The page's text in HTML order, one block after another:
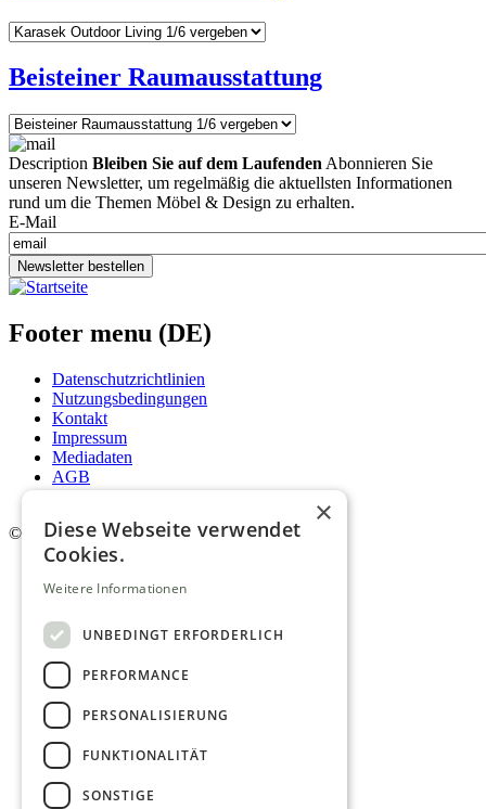
Beisteiner Raumausstattung
Description Bleiben Sie auf dem Laufenden Abonnieren Sie
unseren Newsletter, um regelmäßig die aktuellsten Informationen
rund um die Themen Möbel & Design zu erhalten.
E-Mail
Newsletter bestellen
Footer menu (DE)
Datenschutzrichtlinien
Nutzungsbedingungen
Kontakt
Impressum
Mediadaten
AGB
Newsletter
© 2026. Alle Rechte vorbehalten.
×
Diese Webseite verwendet
Cookies.
Weitere Informationen
UNBEDINGT ERFORDERLICH
PERFORMANCE
PERSONALISIERUNG
FUNKTIONALITÄT
SONSTIGE